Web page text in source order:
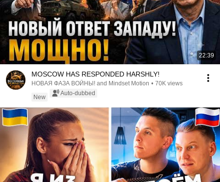
22:39
MOSCOW HAS RESPONDED HARSHLY!
НОВАЯ ФАЗА ВОЙНЫ! and Mindset Motion • 70K views
New
Auto-dubbed